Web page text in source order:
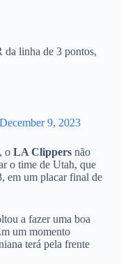
linha de 3 pontos,
December 9, 2023
o LA Clippers não
o time de Utah, que
em um placar final de
a fazer uma boa
um momento
terá pela frente